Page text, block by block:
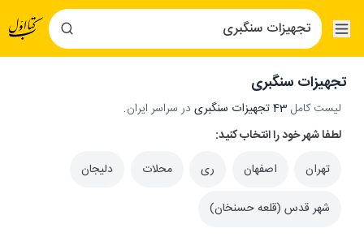
تجهیزات سنگبری
لیست کامل 43 تجهیزات سنگبری
در سراسر ایران.
لطفا شهر خود را انتخاب کنید:
تهران
اصفهان ری محلات دلیجان
شهر قدس (قلعه حسنخان)